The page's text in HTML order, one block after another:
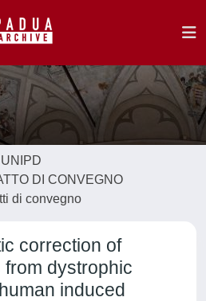
DI CONVEGNO
di convegno
correction of
dystrophic
induced